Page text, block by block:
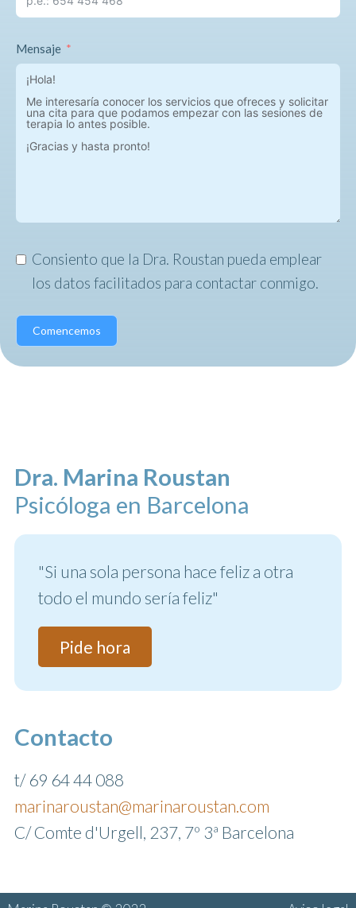
Mensaje
Consiento que la Dra. Roustan pueda emplear
los datos facilitados para contactar conmigo.
Comencemos
Dra. Marina Roustan
Psicóloga en Barcelona
"Si una sola persona hace feliz a otra
todo el mundo sería feliz"
Pide hora
Contacto
t/ 69 64 44 088
marinaroustan@marinaroustan.com
C/ Comte d'Urgell, 237, 7º 3ª Barcelona